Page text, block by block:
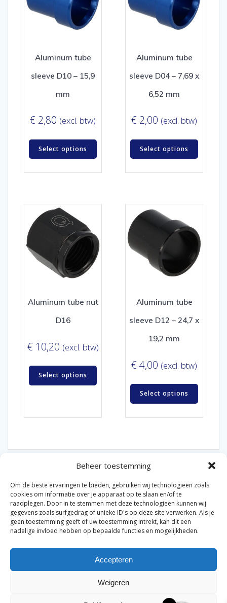
Beheer toestemming
Om de beste ervaringen te bieden, gebruiken wij technologieën zoals
cookies om informatie over je apparaat op te slaan en/of te
raadplegen. Door in te stemmen met deze technologieën kunnen wij
gegevens zoals surfgedrag of unieke ID's op deze site verwerken. Als je
geen toestemming geeft of uw toestemming intrekt, kan dit een
nadelige invloed hebben op bepaalde functies en mogelijkheden.
Accepteren
Weigeren
Aluminum tube
sleeve D10 – 15,9
mm
€ 2,80 (excl. btw)
Select options
Aluminum tube
sleeve D04 – 7,69 x
6,52 mm
€ 2,00 (excl. btw)
Select options
Aluminum tube nut
D16
€ 10,20 (excl. btw)
Select options
Aluminum tube
sleeve D12 – 24,7 x
19,2 mm
€ 4,00 (excl. btw)
Select options
© 2026 Van der Bel Las en Radiateurenbedrijf.
Privacyverklaring|Cookiebeleid|Retourbeleid|
Algemene voorwaarden voor consumenten
algemene voorwaarden
Disclaimer